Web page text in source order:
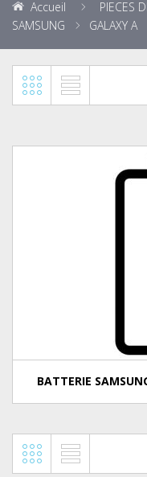
Accueil PIECES
SAMSUNG
GALAXY A
BATTERIE